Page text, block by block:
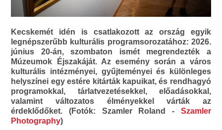
Kecskemét idén is csatlakozott az ország egyik
legnépszerűbb kulturális programsorozatához: 2026.
június 20-án, szombaton ismét megrendezték a
Múzeumok Éjszakáját. Az esemény során a város
kulturális intézményei, gyűjteményei és különleges
helyszínei egy estére kitárták kapuikat, és rendhagyó
programokkal, tárlatvezetésekkel, előadásokkal,
valamint változatos élményekkel várták az
érdeklődőket. (Fotók: Szamler Roland - Szamler
Photography)